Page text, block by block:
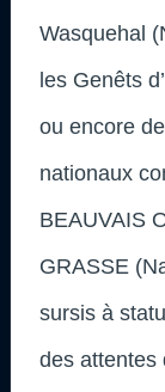
Wasquehal
les Genêts
ou encore
nationaux
BEAUVAIS
GRASSE
sursis à
des attentes